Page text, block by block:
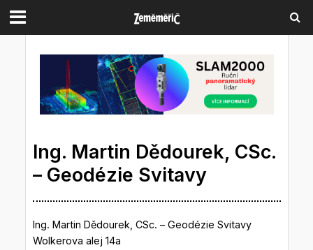
Ing. Martin Dědourek, CSc.
– Geodézie Svitavy
Ing. Martin Dědourek, CSc. – Geodézie Svitavy
Wolkerova alej 14a